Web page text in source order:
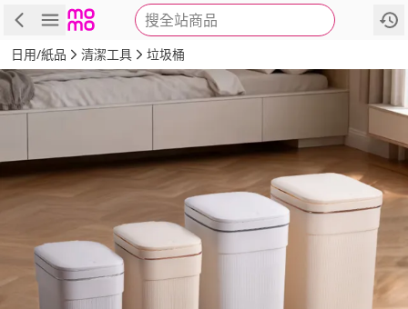
搜全站商品
商品 評價 詳情
日用/紙品 清潔工具 垃圾桶